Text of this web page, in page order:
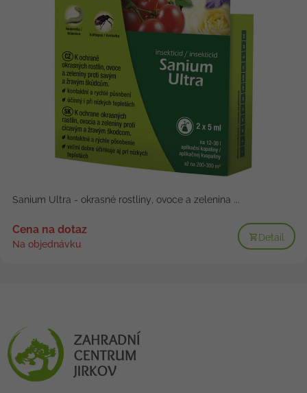
Sanium Ultra - okrasné rostliny, ovoce a zelenina ...
Cena na dotaz
Na objednávku
Detail